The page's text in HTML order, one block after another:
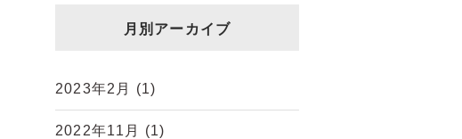
月別アーカイブ
2023年2月 (1)
2022年11月 (1)